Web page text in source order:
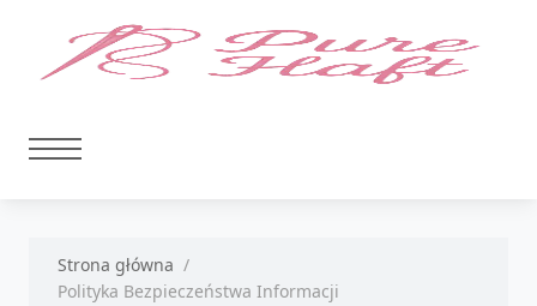
Strona główna
Polityka Bezpieczeństwa Informacji